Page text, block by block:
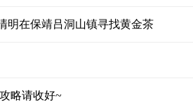
明在保靖吕洞山镇寻找黄金茶
略请收好~